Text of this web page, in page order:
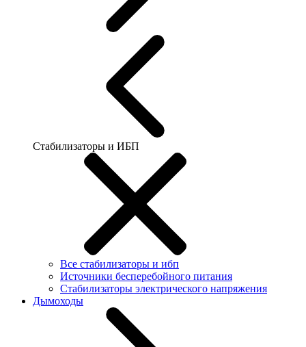
Стабилизаторы и ИБП
Все стабилизаторы и ибп
Источники бесперебойного питания
Стабилизаторы электрического напряжения
Дымоходы